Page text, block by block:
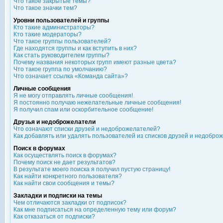
Что такое значки тем?
Уровни пользователей и группы
Кто такие администраторы?
Кто такие модераторы?
Что такое группы пользователей?
Где находятся группы и как вступить в них?
Как стать руководителем группы?
Почему названия некоторых групп имеют разные цвета?
Что такое группа по умолчанию?
Что означает ссылка «Команда сайта»?
Личные сообщения
Я не могу отправлять личные сообщения!
Я постоянно получаю нежелательные личные сообщения!
Я получил спам или оскорбительное сообщение!
Друзья и недоброжелатели
Что означают списки друзей и недоброжелателей?
Как добавлять или удалять пользователей из списков друзей и
Поиск в форумах
Как осуществлять поиск в форумах?
Почему поиск не дает результатов?
В результате моего поиска я получил пустую страницу!
Как найти конкретного пользователя?
Как найти свои сообщения и темы?
Закладки и подписки на темы
Чем отличаются закладки от подписок?
Как мне подписаться на определенную тему или форум?
Как отказаться от подписки?